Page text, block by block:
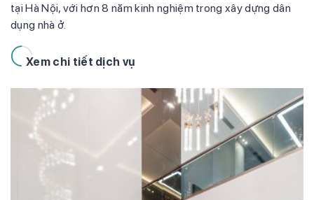
tại Hà Nội, với hơn 8 năm kinh nghiệm trong xây dựng dân
dụng nhà ở.
Xem chi tiết dịch vụ